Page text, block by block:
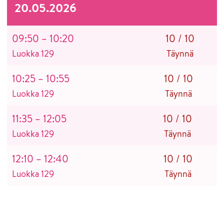
20.05.2026
09:50 – 10:20
Luokka 129
10 / 10
Täynnä
10:25 – 10:55
Luokka 129
10 / 10
Täynnä
11:35 – 12:05
Luokka 129
10 / 10
Täynnä
12:10 – 12:40
Luokka 129
10 / 10
Täynnä